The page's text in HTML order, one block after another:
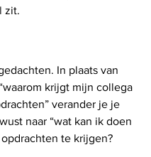
zit.
In plaats van
krijgt mijn collega
verander je je
naar “wat kan ik doen
te krijgen?